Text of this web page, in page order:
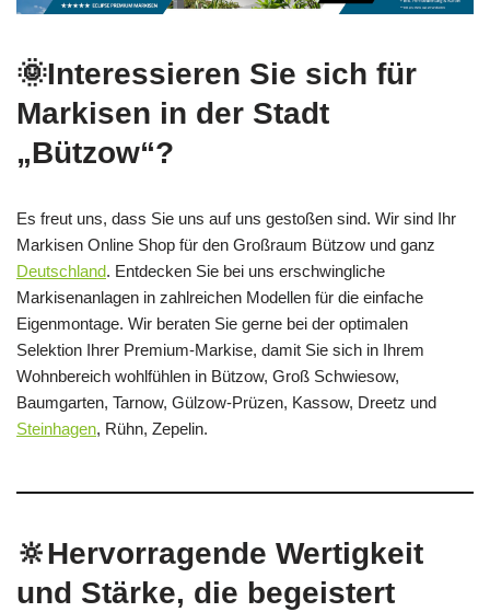
🌞Interessieren Sie sich für
Markisen in der Stadt
„Bützow“?
Es freut uns, dass Sie uns auf uns gestoßen sind. Wir sind Ihr
Markisen Online Shop für den Großraum Bützow und ganz
Deutschland. Entdecken Sie bei uns erschwingliche
Markisenanlagen in zahlreichen Modellen für die einfache
Eigenmontage. Wir beraten Sie gerne bei der optimalen
Selektion Ihrer Premium-Markise, damit Sie sich in Ihrem
Wohnbereich wohlfühlen in Bützow, Groß Schwiesow,
Baumgarten, Tarnow, Gülzow-Prüzen, Kassow, Dreetz und
Steinhagen, Rühn, Zepelin.
🔆Hervorragende Wertigkeit
und Stärke, die begeistert